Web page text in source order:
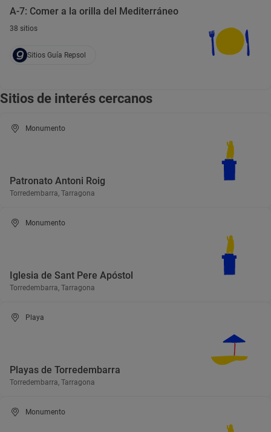
A-7: Comer a la orilla del Mediterráneo
38 sitios
Sitios Guía Repsol
Sitios de interés cercanos
Monumento
Patronato Antoni Roig
Torredembarra, Tarragona
Monumento
Iglesia de Sant Pere Apóstol
Torredembarra, Tarragona
Playa
Playas de Torredembarra
Torredembarra, Tarragona
Monumento